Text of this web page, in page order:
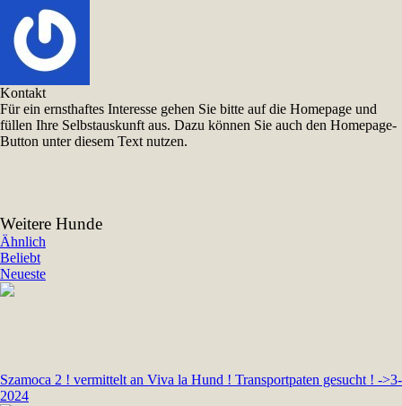
Kontakt
Für ein ernsthaftes Interesse gehen Sie bitte auf die Homepage und
füllen Ihre Selbstauskunft aus. Dazu können Sie auch den Homepage-
Button unter diesem Text nutzen.
Weitere Hunde
Ähnlich
Beliebt
Neueste
Szamoca 2 ! vermittelt an Viva la Hund ! Transportpaten gesucht ! ->3-
2024